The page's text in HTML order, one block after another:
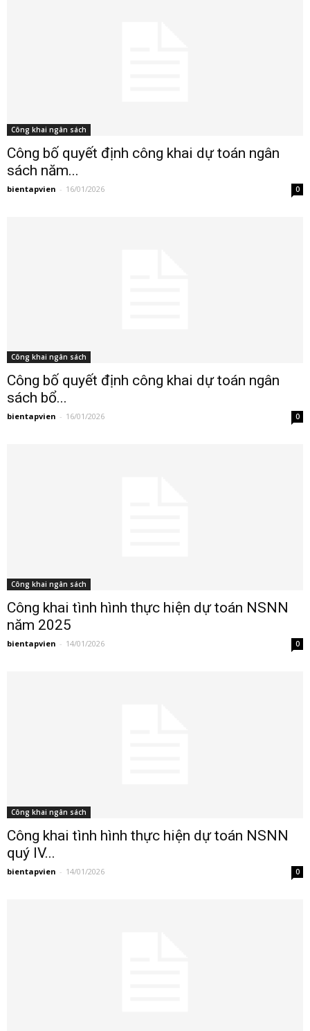
Công khai ngân sách
Công bố quyết định công khai dự toán ngân
sách năm...
bientapvien - 16/01/2026 0
Công khai ngân sách
Công bố quyết định công khai dự toán ngân
sách bổ...
bientapvien - 16/01/2026 0
Công khai ngân sách
Công khai tình hình thực hiện dự toán NSNN
năm 2025
bientapvien - 14/01/2026 0
Công khai ngân sách
Công khai tình hình thực hiện dự toán NSNN
quý IV...
bientapvien - 14/01/2026 0